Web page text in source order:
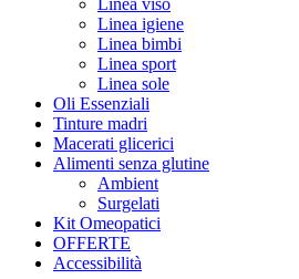
Linea igiene
Linea bimbi
Linea sport
Linea sole
Oli Essenziali
Tinture madri
Macerati glicerici
Alimenti senza glutine
Ambient
Surgelati
Kit Omeopatici
OFFERTE
Accessibilità